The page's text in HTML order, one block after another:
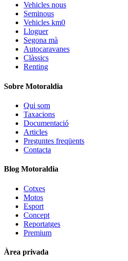
Vehicles nous
Seminous
Vehicles km0
Lloguer
Segona mà
Autocaravanes
Clàssics
Renting
Sobre Motoraldia
Qui som
Taxacions
Documentació
Articles
Preguntes freqüents
Contacta
Blog Motoraldia
Cotxes
Motos
Esport
Concept
Reportatges
Premium
Àrea privada